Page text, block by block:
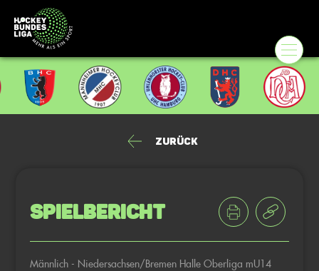
Zurück
Spielbericht
Männlich - Niedersachsen/Bremen Halle Oberliga mU14